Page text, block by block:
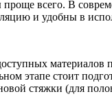
всего. В
и удобны в
материалов
этапе стоит
стяжки (для